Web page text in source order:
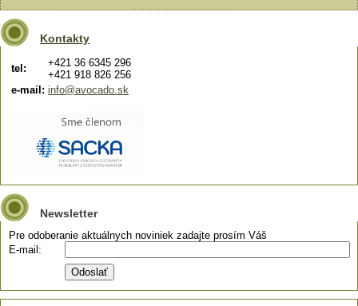
Kontakty
tel:
+421 36 6345 296
+421 918 826 256
e-mail: info@avocado.sk
Newsletter
Pre odoberanie aktuálnych noviniek zadajte prosím Váš
E-mail: